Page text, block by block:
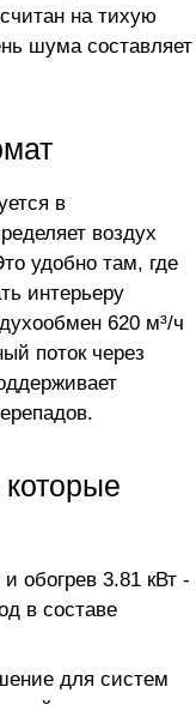
на тихую
шума составляет
в
воздух
удобно там, где
интерьеру
620 м³/ч
поток через
обогрев 3.81 кВт -
в составе
для систем